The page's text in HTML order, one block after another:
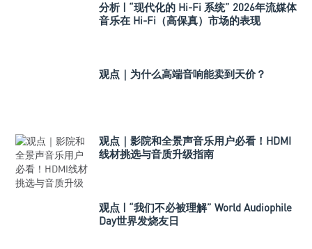
分析 | “现代化的 Hi-Fi 系统” 2026年流媒体
音乐在 Hi-Fi（高保真）市场的表现
观点｜为什么高端音响能卖到天价？
观点｜影院和全景声音乐用户必看！HDMI
线材挑选与音质升级指南
观点 | “我们不必被理解” World Audiophile
Day世界发烧友日